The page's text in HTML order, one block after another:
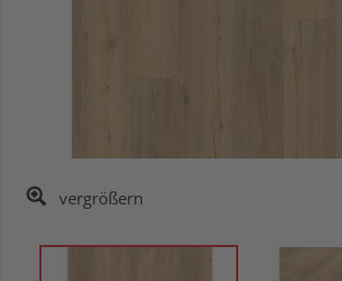
vergrößern